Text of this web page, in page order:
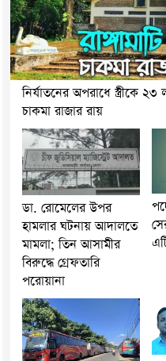
নির্যাতনের অপরাধে স্ত্রীকে
চাকমা রাজার রায়
ডা. রোমেলের উপর
হামলার ঘটনায় আদালতে
মামলা; তিন আসামীর
বিরুদ্ধে গ্রেফতারি
পরোয়ানা